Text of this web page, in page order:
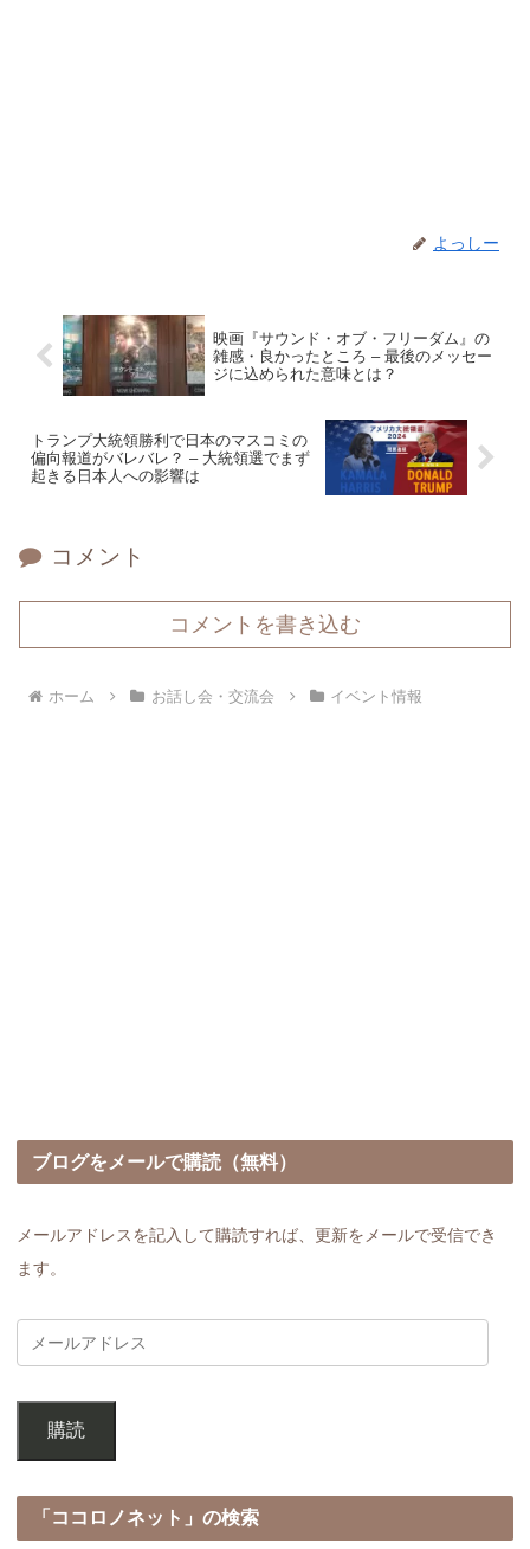
よっしー
映画『サウンド・オブ・フリーダム』の
雑感・良かったところ – 最後のメッセー
ジに込められた意味とは？
トランプ大統領勝利で日本のマスコミの
偏向報道がバレバレ？ – 大統領選でまず
起きる日本人への影響は
コメント
コメントを書き込む
ホーム お話し会・交流会 イベント情報
ブログをメールで購読（無料）
メールアドレスを記入して購読すれば、更新をメールで受信でき
ます。
購読
「ココロノネット」の検索